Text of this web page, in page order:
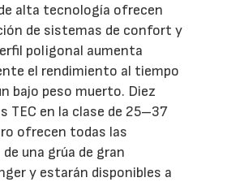
alta tecnología ofrecen
de sistemas de confort y
poligonal aumenta
el rendimiento al tiempo
bajo peso muerto. Diez
TEC en la clase de 25–37
ofrecen todas las
una grúa de gran
y estarán disponibles a